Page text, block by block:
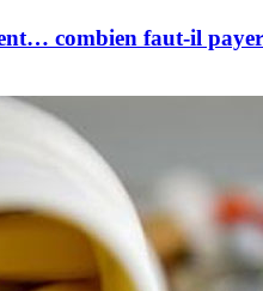
combien faut-il payer